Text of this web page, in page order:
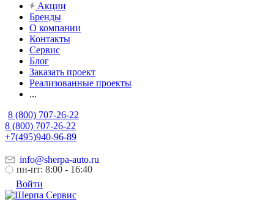
Акции
Бренды
О компании
Контакты
Сервис
Блог
Заказать проект
Реализованные проекты
...
8 (800) 707-26-22
8 (800) 707-26-22
+7(495)940-96-89
info@sherpa-auto.ru
пн-пт: 8:00 - 16:40
Войти